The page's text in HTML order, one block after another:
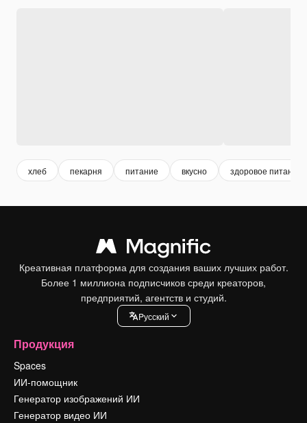
хлеб пекарня питание вкусно здоровое питание
Креативная платформа для создания ваших лучших работ.
Более 1 миллиона подписчиков среди креаторов,
предприятий, агентств и студий.
Pусский
Продукция
Spaces
ИИ-помощник
Генератор изображений ИИ
Генератор видео ИИ